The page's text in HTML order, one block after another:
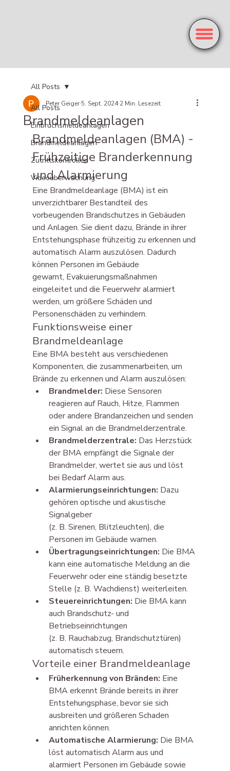
All Posts
Einbruchsmeldeanlagen
Brandmeldeanlagen
Zutrittskontrollen
Videoüberwachung
All Posts
Brandmeldeanlagen
Peter Geiger 5. Sept. 2024 2 Min. Lesezeit
Brandmeldeanlagen (BMA) -
Frühzeitige Branderkennung
und Alarmierung
Eine Brandmeldeanlage (BMA) ist ein
unverzichtbarer Bestandteil des
vorbeugenden Brandschutzes in Gebäuden
und Anlagen. Sie dient dazu, Brände in ihrer
Entstehungsphase frühzeitig zu erkennen und
automatisch Alarm auszulösen. Dadurch
können Personen im Gebäude
gewarnt, Evakuierungsmaßnahmen
eingeleitet und die Feuerwehr alarmiert
werden, um größere Schäden und
Personenschäden zu verhindern.
Funktionsweise einer
Brandmeldeanlage
Eine BMA besteht aus verschiedenen
Komponenten, die zusammenarbeiten, um
Brände zu erkennen und Alarm auszulösen:
Brandmelder: Diese Sensoren
reagieren auf Rauch, Hitze, Flammen
oder andere Brandanzeichen und senden
ein Signal an die Brandmelderzentrale.
Brandmelderzentrale: Das Herzstück
der BMA empfängt die Signale der
Brandmelder, wertet sie aus und löst
bei Bedarf Alarm aus.
Alarmierungseinrichtungen: Dazu
gehören optische und akustische
Signalgeber
(z. B. Sirenen, Blitzleuchten), die
Personen im Gebäude warnen.
Übertragungseinrichtungen: Die BMA
kann eine automatische Meldung an die
Feuerwehr oder eine ständig besetzte
Stelle (z. B. Wachdienst) weiterleiten.
Steuereinrichtungen: Die BMA kann
auch Brandschutz- und
Betriebseinrichtungen
(z. B. Rauchabzug, Brandschutztüren)
automatisch steuern.
Vorteile einer Brandmeldeanlage
Früherkennung von Bränden: Eine
BMA erkennt Brände bereits in ihrer
Entstehungsphase, bevor sie sich
ausbreiten und größeren Schaden
anrichten können.
Automatische Alarmierung: Die BMA
löst automatisch Alarm aus und
alarmiert Personen im Gebäude sowie